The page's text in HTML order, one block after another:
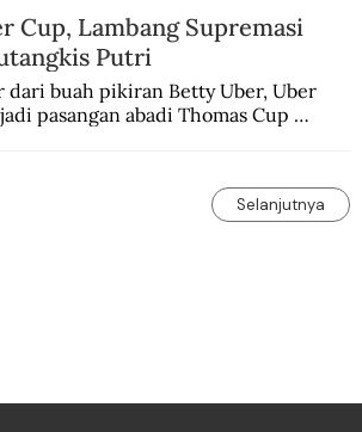
Cup, Lambang Supremasi
Putri
dari buah pikiran Betty Uber, Uber
pasangan abadi Thomas Cup
Selanjutnya